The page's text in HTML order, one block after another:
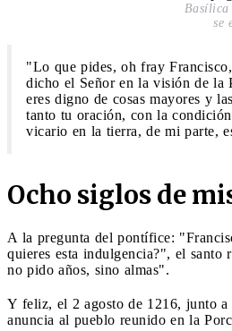
Basílica
se
"Lo que pides, oh fray
dicho el Señor en la visión de la
eres digno de cosas mayores y
tanto tu oración, con la
vicario en la tierra, de mi parte,
Ocho siglos de
A la pregunta del pontífice:
quieres esta indulgencia?", el santo
no pido años, sino almas".
Y feliz, el 2 agosto de 1216, junto a
anuncia al pueblo reunido en la